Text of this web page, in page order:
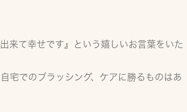
来て幸せです』という嬉しいお言葉をいた
宅でのブラッシング、ケアに勝るものはあ